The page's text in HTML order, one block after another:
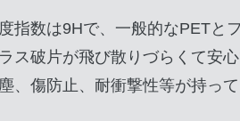
指数は9Hで、一般的なPETと
ス破片が飛び散りづらくて安
、傷防止、耐衝撃性等が持って